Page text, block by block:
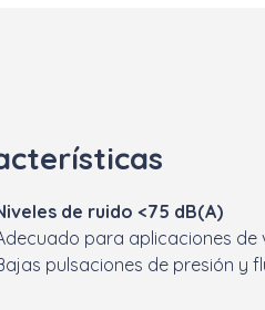
de ruido <75 dB(A)
para aplicaciones de
pulsaciones de presión y